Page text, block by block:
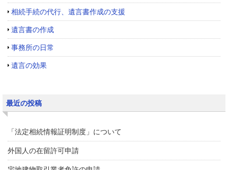
相続手続の代行、遺言書作成の支援
遺言書の作成
事務所の日常
遺言の効果
最近の投稿
「法定相続情報証明制度」について
外国人の在留許可申請